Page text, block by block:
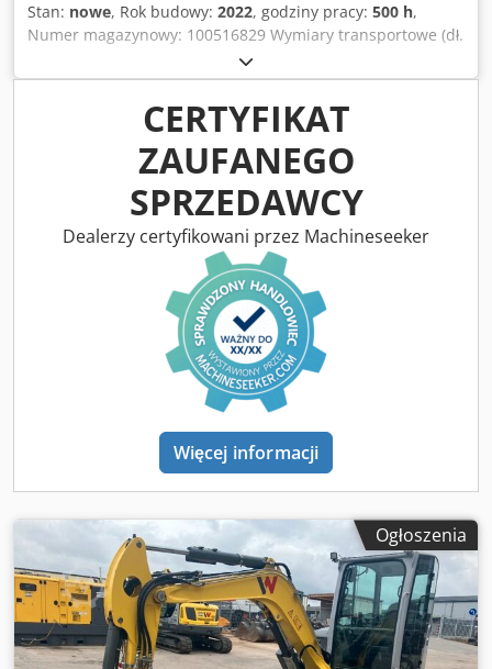
Stan: nowe, Rok budowy: 2022, godziny pracy: 500 h,
Numer magazynowy: 100516829 Wymiary transportowe (dł.
x szer. x wys.): 0 x 0 x 0 ---- Gąsienice gumowe Płyta
spychająca W zestawie: system szybkiej wymiany MS01
Uwaga: oferowana maszyna pochodzi z naszego parku
maszyn dostępnych do wynajmu, dlatego podane godziny
pracy mogą się różnić. Lokalizacja: Meckenheim Dkjdpfxszk
CERTYFIKAT
ZAUFANEGO
SPRZEDAWCY
Dealerzy certyfikowani przez Machineseeker
Więcej informacji
Ogłoszenia